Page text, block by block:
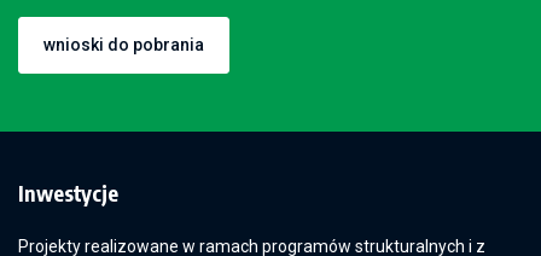
wnioski do pobrania
Inwestycje
Projekty realizowane w ramach programów strukturalnych i z